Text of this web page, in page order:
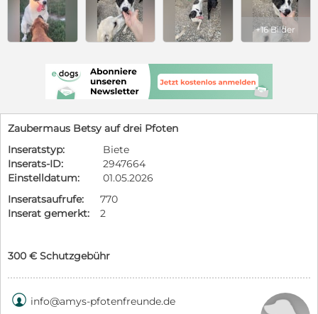
+16 Bilder
Zaubermaus Betsy auf drei Pfoten
Inseratstyp:
Biete
Inserats-ID:
2947664
Einstelldatum:
01.05.2026
Inseratsaufrufe:
770
Inserat gemerkt:
2
300 € Schutzgebühr
 info@amys-pfotenfreunde.de